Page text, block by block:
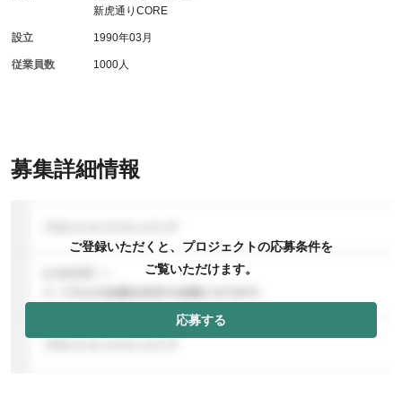
募集詳細情報
ご登録いただくと、プロジェクトの応募条件を
ご覧いただけます。
応募する
新虎通りCORE
設立 1990年03月
従業員数 1000人